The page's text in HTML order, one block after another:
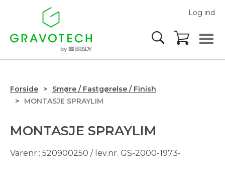
Log ind
Forside
Smøre / Fastgørelse / Finish
MONTASJE SPRAYLIM
MONTASJE SPRAYLIM
Varenr.: 520900250 / lev.nr. GS-2000-1973-